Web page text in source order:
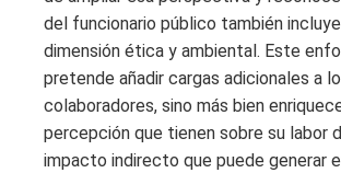
del funcionario público también
dimensión ética y ambiental. Este
pretende añadir cargas adicionales a
colaboradores, sino más bien
percepción que tienen sobre su labor
impacto indirecto que puede generar